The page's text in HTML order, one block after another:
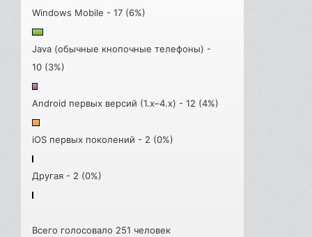
Windows Mobile - 17 (6%)
Java (обычные кнопочные телефоны) -
10 (3%)
Android первых версий (1.x–4.x) - 12 (4%)
iOS первых поколений - 2 (0%)
Другая - 2 (0%)
Всего голосовало 251 человек